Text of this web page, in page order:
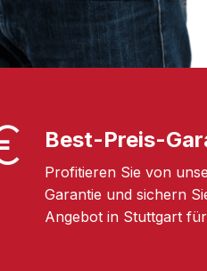
Best-Preis-
Profitieren Sie von
Garantie und sichern
Angebot in Stuttgart